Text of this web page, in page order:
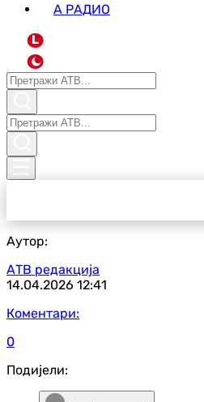
А РАДИО
L
Аутор:
АТВ редакција
14.04.2026 12:41
Коментари:
0
Подијели: